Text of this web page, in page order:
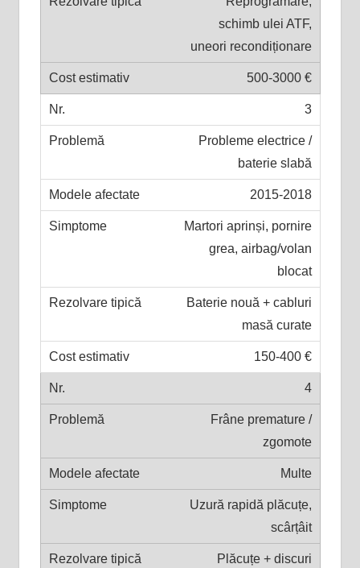
schimb ulei ATF,
uneori recondiționare
500-3000 €
3
Probleme electrice /
baterie slabă
2015-2018
Martori aprinși, pornire
grea, airbag/volan
blocat
Baterie nouă + cabluri
masă curate
150-400 €
4
Frâne premature /
zgomote
Multe
Uzură rapidă plăcuțe,
scârțâit
Plăcuțe + discuri